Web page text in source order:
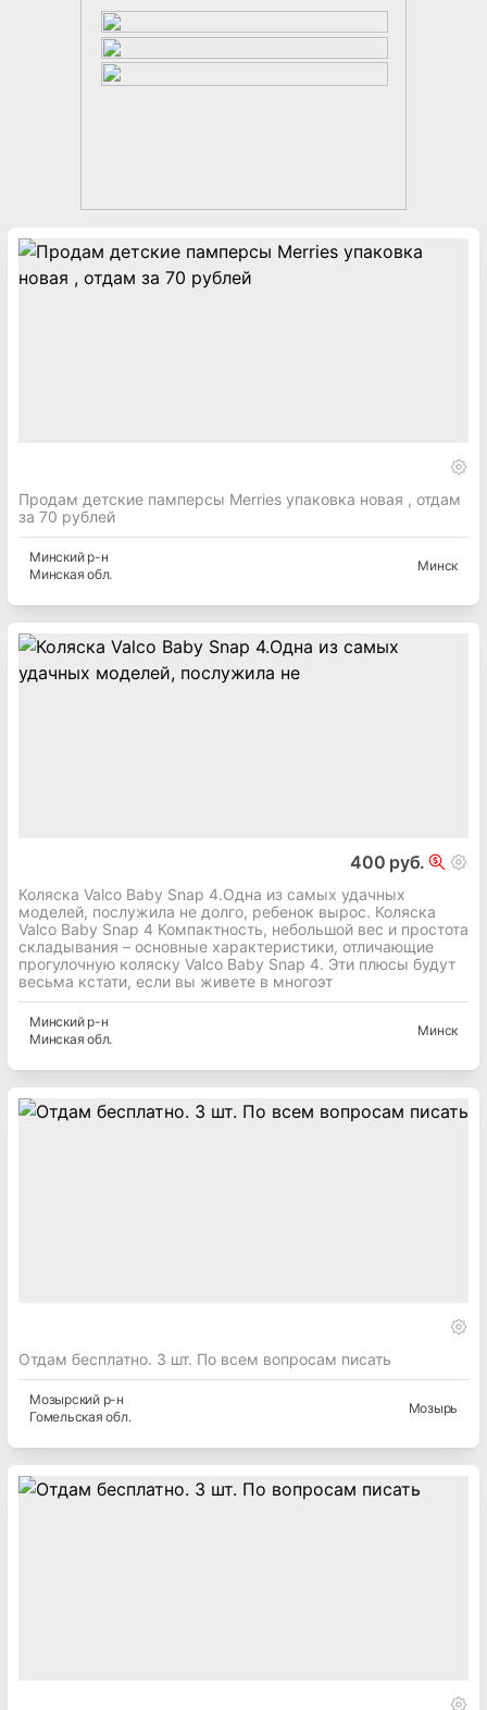
Продам детские памперсы Merries упаковка новая , отдам
за 70 рублей
Минскийр-н
Минская обл.
Минск
400 руб.
Коляска Valco Baby Snap 4.Одна из самых удачных
моделей, послужила не долго, ребенок вырос. Коляска
Valco Baby Snap 4 Компактность, небольшой вес и простота
складывания – основные характеристики, отличающие
прогулочную коляску Valco Baby Snap 4. Эти плюсы будут
весьма кстати, если вы живете в многоэт
Минскийр-н
Минская обл.
Минск
Отдам бесплатно. 3 шт. По всем вопросам писать
Мозырскийр-н
Гомельская обл.
Мозырь